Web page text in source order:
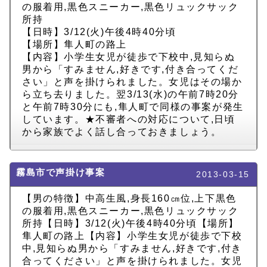
の服着用,黒色スニーカー,黒色リュックサック
所持
【日時】3/12(火)午後4時40分頃
【場所】隼人町の路上
【内容】小学生女児が徒歩で下校中,見知らぬ
男から「すみません,好きです,付き合ってくだ
さい」と声を掛けられました。女児はその場か
ら立ち去りました。翌3/13(水)の午前7時20分
と午前7時30分にも,隼人町で同様の事案が発生
しています。★不審者への対応について,日頃
から家族でよく話し合っておきましょう。
霧島市で声掛け事案 2013-03-15
【男の特徴】中高生風,身長160㎝位,上下黒色
の服着用,黒色スニーカー,黒色リュックサック
所持【日時】3/12(火)午後4時40分頃【場所】
隼人町の路上【内容】小学生女児が徒歩で下校
中,見知らぬ男から「すみません,好きです,付き
合ってください」と声を掛けられました。女児